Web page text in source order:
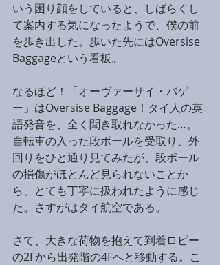
いう困り顔をしていると、しばらくし
て案内する気になったようで、僕の前
を歩き出した。歩いた先にはOversise
Baggageという看板。
なるほど！「オーヴァーサイ・バゲ
ー」はOversise Baggage！タイ人の英
語発音を、全く聞き取れなかった…。
自転車の入った段ボールを受取り、外
回りをひと通り見てみたが、段ボール
の損傷がほとんど見られないことか
ら、とても丁寧に扱われたように感じ
た。さすがはタイ航空である。
さて、大きな荷物を抱えて到着ロビー
の2Fから出発階の4Fへと移動する。こ